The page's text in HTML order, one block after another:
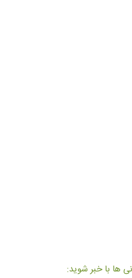
ها با خبر شوید: